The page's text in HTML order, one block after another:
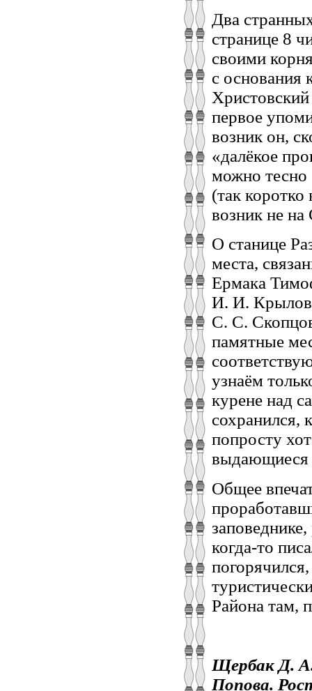
Два
странице 8
своими
с основания
первое
возник он,
«далёкое
можно тесно
(так
возник не на
О станице
места,
Ермака
И. И.
С. С.
памятные
узнаём
курене над
сохранился,
попросту
выдающиеся
Общее
когда-то
Района там,
Щербак Д.
Попова.